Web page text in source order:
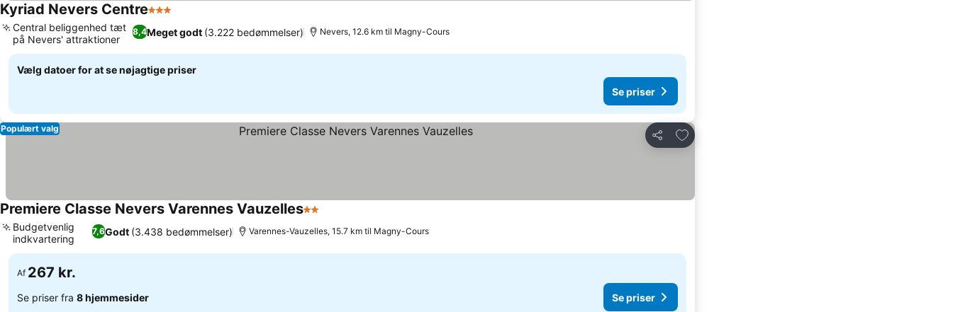
Kyriad Nevers Centre3 Stjerner
8,4Meget godt (3.222 bedømmelser)
Central beliggenhed tæt
på Nevers' attraktioner
Nevers, 12.6 km til Magny-Cours
Vælg datoer for at se nøjagtige priser
Se priser
Del
Føj til favoritter
Populært valg
Premiere Classe Nevers Varennes Vauzelles2 Stjerner
7,6Godt (3.438 bedømmelser)
Budgetvenlig
indkvartering
Varennes-Vauzelles, 15.7 km til Magny-Cours
Af 267 kr.
Se priser fra 8 hjemmesider Se priser